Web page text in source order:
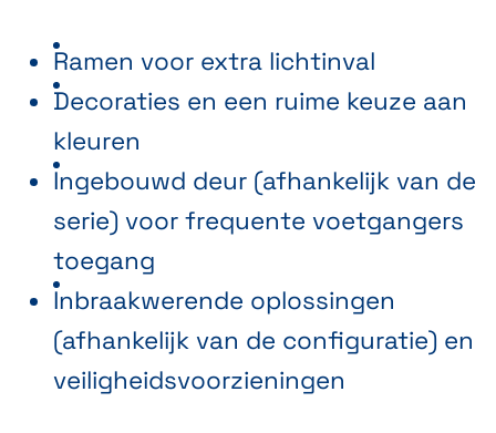
Ramen voor extra lichtinval
Decoraties en een ruime keuze aan
kleuren
Ingebouwd deur (afhankelijk van de
serie) voor frequente voetgangers
toegang
Inbraakwerende oplossingen
(afhankelijk van de configuratie) en
veiligheidsvoorzieningen